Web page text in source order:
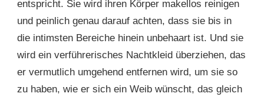
entspricht. Sie wird ihren Körper makellos reinigen
und peinlich genau darauf achten, dass sie bis in
die intimsten Bereiche hinein unbehaart ist. Und sie
wird ein verführerisches Nachtkleid überziehen, das
er vermutlich umgehend entfernen wird, um sie so
zu haben, wie er sich ein Weib wünscht, das gleich